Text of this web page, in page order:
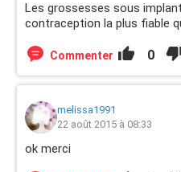
Les grossesses sous
contraception la plus fiable
Commenter 0
melissa1991
22 août 2015 à 08:33
ok merci